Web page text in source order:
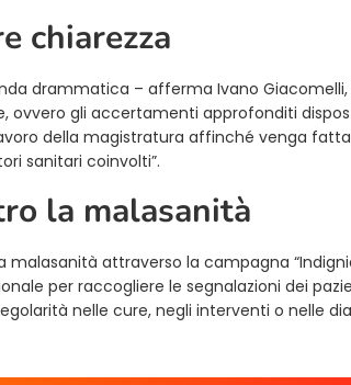
chiarezza
drammatica – afferma Ivano Giacomelli,
gli accertamenti approfonditi
della magistratura affinché venga
sanitari coinvolti”.
la malasanità
malasanità attraverso la campagna
per raccogliere le segnalazioni dei
nelle cure, negli interventi o nelle